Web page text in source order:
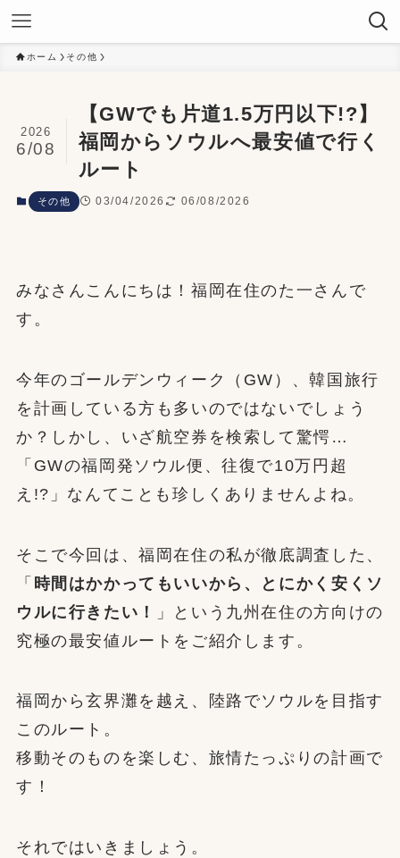
ホーム その他
【GWでも片道1.5万円以下!?】
福岡からソウルへ最安値で行く
ルート
2026
6/08
その他 03/04/2026 06/08/2026
みなさんこんにちは！福岡在住のた一さんで
す。
今年のゴールデンウィーク（GW）、韓国旅行
を計画している方も多いのではないでしょう
か？しかし、いざ航空券を検索して驚愕…
「GWの福岡発ソウル便、往復で10万円超
え!?」なんてことも珍しくありませんよね。
そこで今回は、福岡在住の私が徹底調査した、
「 時間はかかってもいいから、とにかく安くソ
ウルに行きたい！
」という九州在住の方向けの
究極の最安値ルートをご紹介します。
福岡から玄界灘を越え、陸路でソウルを目指す
このルート。
移動そのものを楽しむ、旅情たっぷりの計画で
す！
それではいきましょう。